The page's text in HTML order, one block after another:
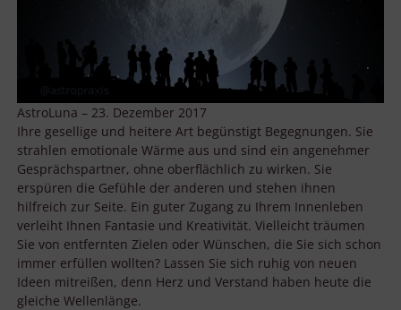
AstroLuna – 23. Dezember 2017
Ihre gesellige und heitere Art begünstigt Begegnungen. Sie
strahlen emotionale Wärme aus und sind ein angenehmer
Gesprächspartner, ohne oberflächlich zu wirken. Sie
erspüren die Gefühle der anderen und stehen ihnen
hilfreich zur Seite. Ein guter Zugang zu Ihrem Innenleben
verleiht Ihnen Fantasie und Kreativität. Vielleicht träumen
Sie von entfernten Zielen oder Wünschen, die Sie sich schon
immer erfüllen wollten? Lassen Sie sich ruhig von neuen
Ideen mitreißen, denn Herz und Verstand haben heute die
gleiche Wellenlänge.